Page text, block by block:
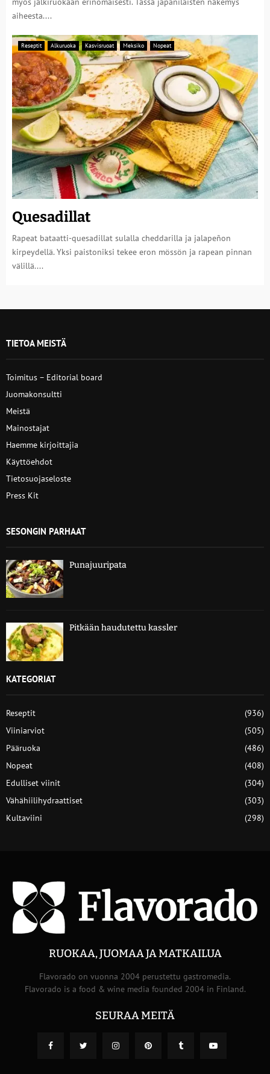
aiheesta....
Reseptit Alkuruoka Kasvisruoat Meksiko Nopeat
Quesadillat
Rapeat bataatti-quesadillat sulalla cheddarilla ja jalapeñon
kirpeydellä. Yksi paistoniksi tekee eron mössön ja rapean pinnan
välillä....
TIETOA MEISTÄ
Toimitus – Editorial board
Juomakonsultti
Meistä
Mainostajat
Haemme kirjoittajia
Käyttöehdot
Tietosuojaseloste
Press Kit
SESONGIN PARHAAT
Punajuuripata
Pitkään haudutettu kassler
KATEGORIAT
Reseptit
(936)
Viiniarviot
(505)
Pääruoka
(486)
Nopeat
(408)
Edulliset viinit
(304)
Vähähiilihydraattiset
(303)
Kultaviini
(298)
RUOKAA, JUOMAA JA MATKAILUA
Flavorado on vuonna 2004 perustettu gastromedia.
Flavorado is a food & wine media founded 2004 in Finland.
SEURAA MEITÄ